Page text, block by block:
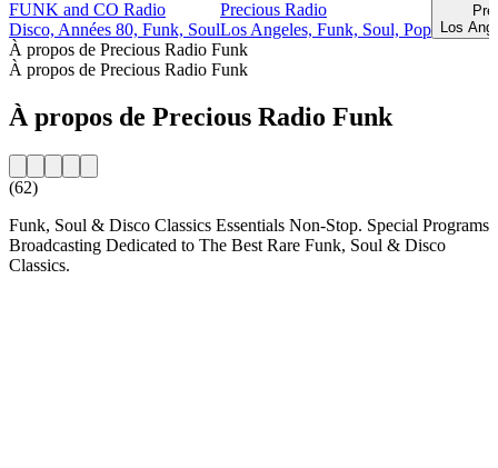
FUNK and CO Radio
Disco, Années 80, Funk, Soul
Precious Radio
Los Angeles, Funk, Soul, Pop
Los
À propos de Precious Radio Funk
À propos de Precious Radio Funk
À propos de Precious Radio Funk
(62)
Funk, Soul & Disco Classics Essentials Non-Stop. Special Programs
Broadcasting Dedicated to The Best Rare Funk, Soul & Disco
Classics.